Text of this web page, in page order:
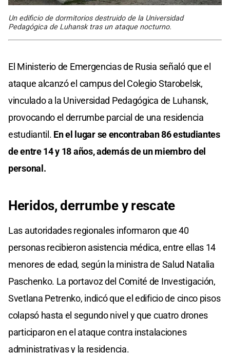
Un edificio de dormitorios destruido de la Universidad
Pedagógica de Luhansk tras un ataque nocturno.
El Ministerio de Emergencias de Rusia señaló que el
ataque alcanzó el campus del Colegio Starobelsk,
vinculado a la Universidad Pedagógica de Luhansk,
provocando el derrumbe parcial de una residencia
estudiantil. En el lugarse encontraban 86 estudiantes
de entre 14 y 18 años, además de un miembro del
personal.
Heridos, derrumbe y rescate
Las autoridades regionales informaron que 40
personas recibieron asistencia médica, entre ellas 14
menores de edad, según la ministra de Salud Natalia
Paschenko. La portavoz del Comité de Investigación,
Svetlana Petrenko, indicó que el edificio de cinco pisos
colapsó hasta el segundo nivel y que cuatro drones
participaron en el ataque contra instalaciones
administrativas y la residencia.